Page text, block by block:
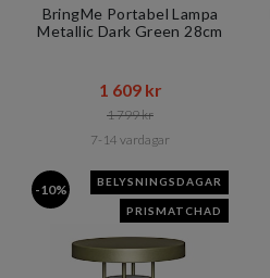
BringMe Portabel Lampa
Metallic Dark Green 28cm
1 609 kr​​
1 799 kr​​
7-14 vardagar
-10% BELYSNINGSDAGAR
PRISMATCHAD